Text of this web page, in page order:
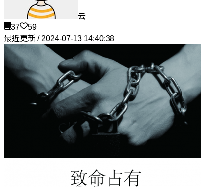
云
37
59
最近更新 / 2024-07-13 14:40:38